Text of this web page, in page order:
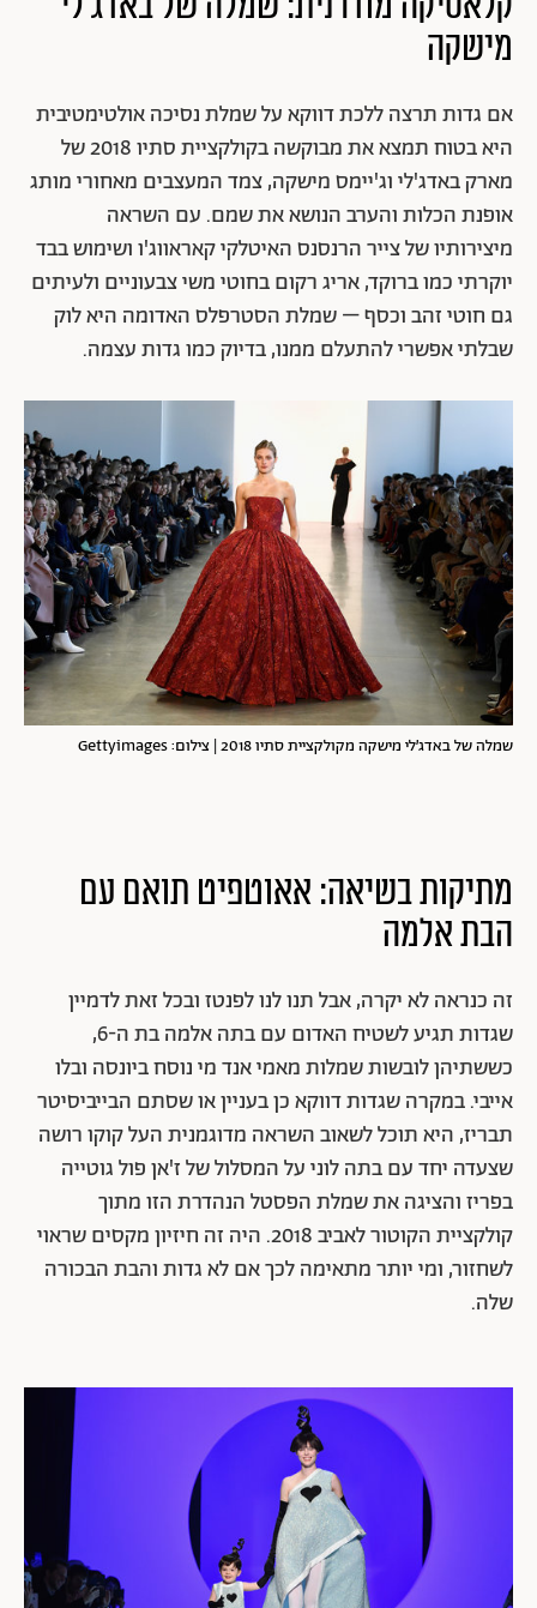
מישקה
אם גדות תרצה ללכת דווקא על שמלת נסיכה אולטימטיבית
היא בטוח תמצא את מבוקשה בקולקציית סתיו 2018 של
מארק באדג'לי וג'יימס מישקה, צמד המעצבים מאחורי מותג
אופנת הכלות והערב הנושא את שמם. עם השראה
מיצירותיו של צייר הרנסנס האיטלקי קאראווג'ו ושימוש בבד
יוקרתי כמו ברוקד, אריג רקום בחוטי משי צבעוניים ולעיתים
גם חוטי זהב וכסף – שמלת הסטרפלס האדומה היא לוק
שבלתי אפשרי להתעלם ממנו, בדיוק כמו גדות עצמה.
שמלה של באדג׳לי מישקה מקולקציית סתיו 2018 | צילום: Gettyimages
מתיקות בשיאה: אאוטפיט תואם עם
הבת אלמה
זה כנראה לא יקרה, אבל תנו לנו לפנטז ובכל זאת לדמיין
שגדות תגיע לשטיח האדום עם בתה אלמה בת ה-6,
כששתיהן לובשות שמלות מאמי אנד מי נוסח ביונסה ובלו
אייבי. במקרה שגדות דווקא כן בעניין או שסתם הבייביסיטר
תבריז, היא תוכל לשאוב השראה מדוגמנית העל קוקו רושה
שצעדה יחד עם בתה לוני על המסלול של ז'אן פול גוטייה
בפריז והציגה את שמלת הפסטל הנהדרת הזו מתוך
קולקציית הקוטור לאביב 2018. היה זה חיזיון מקסים שראוי
לשחזור, ומי יותר מתאימה לכך אם לא גדות והבת הבכורה
שלה.